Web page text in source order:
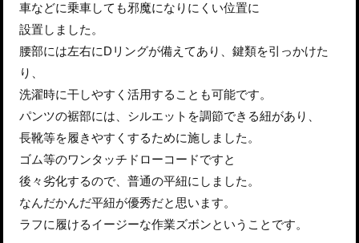
車などに乗車しても邪魔になりにくい位置に
設置しました。
腰部には左右にDリングが備えてあり、鍵類を引っかけた
り、
洗濯時に干しやすく活用することも可能です。
パンツの裾部には、シルエットを調節できる紐があり、
長靴等を履きやすくするために施しました。
ゴム等のワンタッチドローコードですと
後々劣化するので、普通の平紐にしました。
なんだかんだ平紐が優秀だと思います。
ラフに履けるイージーな作業ズボンということです。